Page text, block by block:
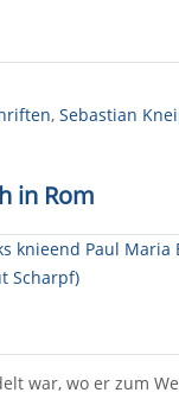
, Sebastian
in Rom
war, wo er zum